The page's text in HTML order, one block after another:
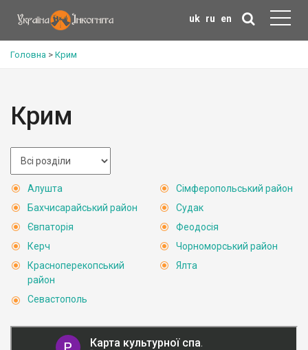
uk ru en
Головна > Крим
Крим
Алушта
Бахчисарайський район
Євпаторія
Керч
Красноперекопський
район
Севастополь
Сімферопольський район
Судак
Феодосія
Чорноморський район
Ялта